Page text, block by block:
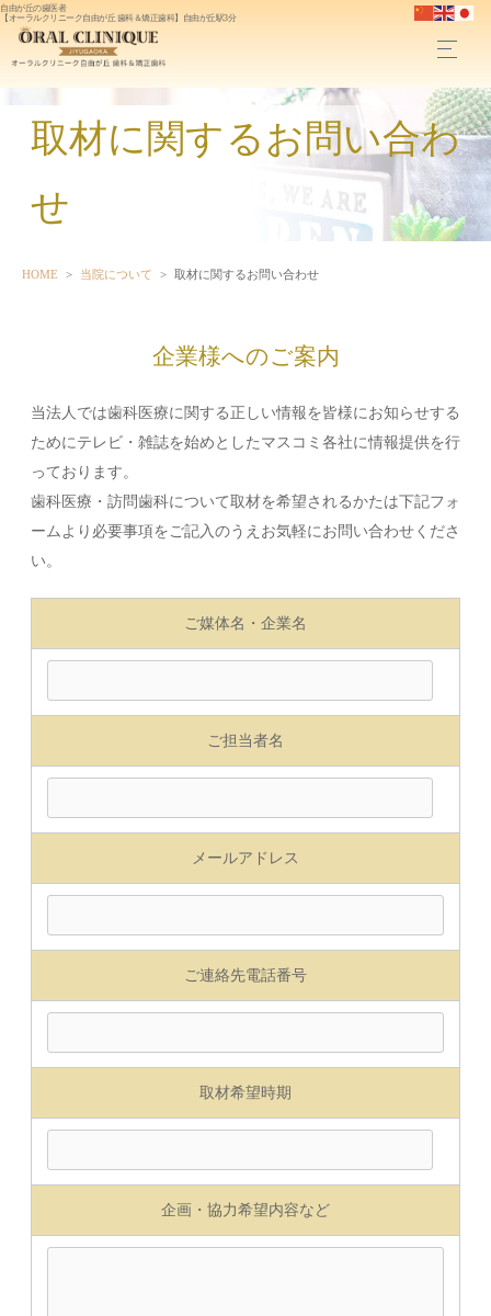
自由が丘の歯医者
【オーラルクリニーク自由が丘 歯科＆矯正歯科】自由が丘駅3分
取材に関するお問い合わ
せ
HOME 当院について 取材に関するお問い合わせ
企業様へのご案内
当法人では歯科医療に関する正しい情報を皆様にお知らせする
ためにテレビ・雑誌を始めとしたマスコミ各社に情報提供を行
っております。
歯科医療・訪問歯科について取材を希望されるかたは下記フォ
ームより必要事項をご記入のうえお気軽にお問い合わせくださ
い。
ご媒体名・企業名
ご担当者名
メールアドレス
ご連絡先電話番号
取材希望時期
企画・協力希望内容など